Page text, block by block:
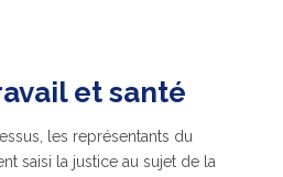
et santé
les représentants du
saisi la justice au sujet de la